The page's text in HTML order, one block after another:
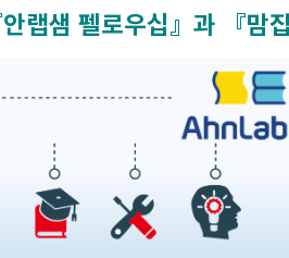
안랩샘 펠로우십』과 『맘